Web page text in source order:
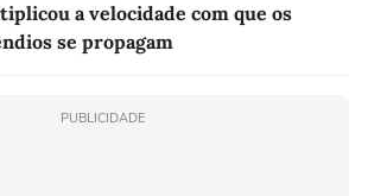
a velocidade com que os
se propagam
PUBLICIDADE